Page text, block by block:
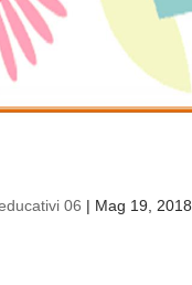
06 | Mag 19, 2018